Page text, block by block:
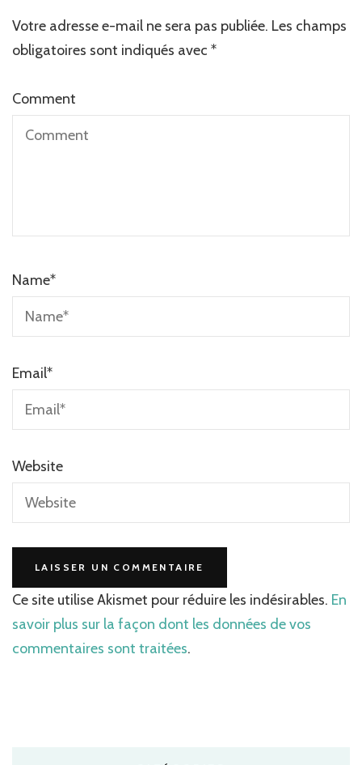
Votre adresse e-mail ne sera pas publiée. Les champs
obligatoires sont indiqués avec *
Comment
Name*
Email*
Website
Ce site utilise Akismet pour réduire les indésirables. En
savoir plus sur la façon dont les données de vos
commentaires sont traitées.